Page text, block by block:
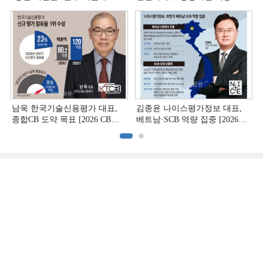
남욱 한국기술신용평가 대표,
종합CB 도약 목표 [2026 CB사
김종윤 나이스평가정보 대표,
베트남·SCB 역량 집중 [2026